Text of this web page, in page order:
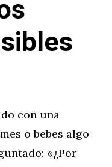
con una
o bebes algo
«¿Por